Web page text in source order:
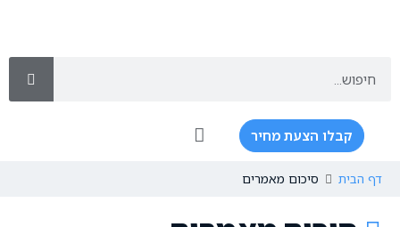
קבלו הצעת מחיר
דף הבית סיכום מאמרים